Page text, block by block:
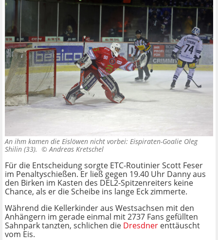
An ihm kamen die Eislöwen nicht vorbei: Eispiraten-Goalie Oleg
Shilin (33). ©Andreas Kretschel
Für die Entscheidung sorgte ETC-Routinier Scott Feser
im Penaltyschießen. Er ließ gegen 19.40 Uhr Danny aus
den Birken im Kasten des DEL2-Spitzenreiters keine
Chance, als er die Scheibe ins lange Eck zimmerte.
Während die Kellerkinder aus Westsachsen mit den
Anhängern im gerade einmal mit 2737 Fans gefüllten
Sahnpark tanzten, schlichen die Dresdner enttäuscht
vom Eis.